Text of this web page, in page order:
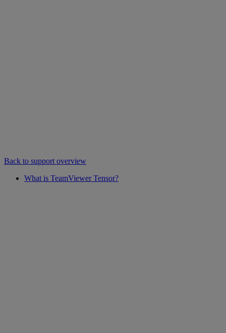
Back to support overview
What is TeamViewer Tensor?